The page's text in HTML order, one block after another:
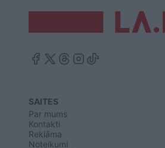
SAITES
Par mums
Kontakti
Reklāma
Noteikumi